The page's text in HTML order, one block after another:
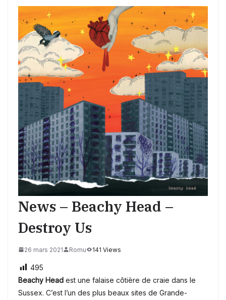
News – Beachy Head –
Destroy Us
26 mars 2021 Romu 141 Views
495
Beachy Head est une falaise côtière de craie dans le
Sussex. C’est l’un des plus beaux sites de Grande-